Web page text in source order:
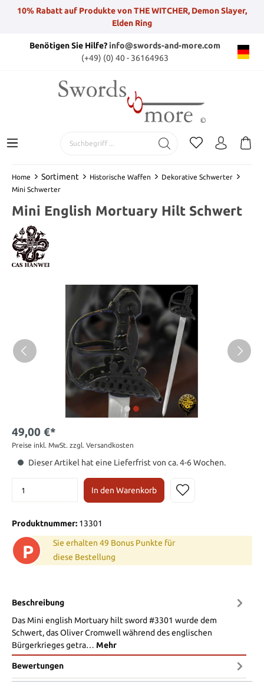
10% Rabatt auf Produkte von THE WITCHER, Demon Slayer,
Elden Ring
Benötigen Sie Hilfe?info@swords-and-more.com
(+49) (0) 40 - 36164963
Home Sortiment Historische Waffen
Dekorative Schwerter
Mini Schwerter
Mini English Mortuary Hilt Schwert
49,00 €*
Preise inkl. MwSt. zzgl. Versandkosten
Dieser Artikel hat eine Lieferfrist von ca. 4-6 Wochen.
In den Warenkorb
Produktnummer: 13301
P
Sie erhalten 49 Bonus Punkte für
diese Bestellung
Beschreibung
Das Mini english Mortuary hilt sword #3301 wurde dem
Schwert, das Oliver Cromwell während des englischen
Bürgerkrieges getra… Mehr
Bewertungen